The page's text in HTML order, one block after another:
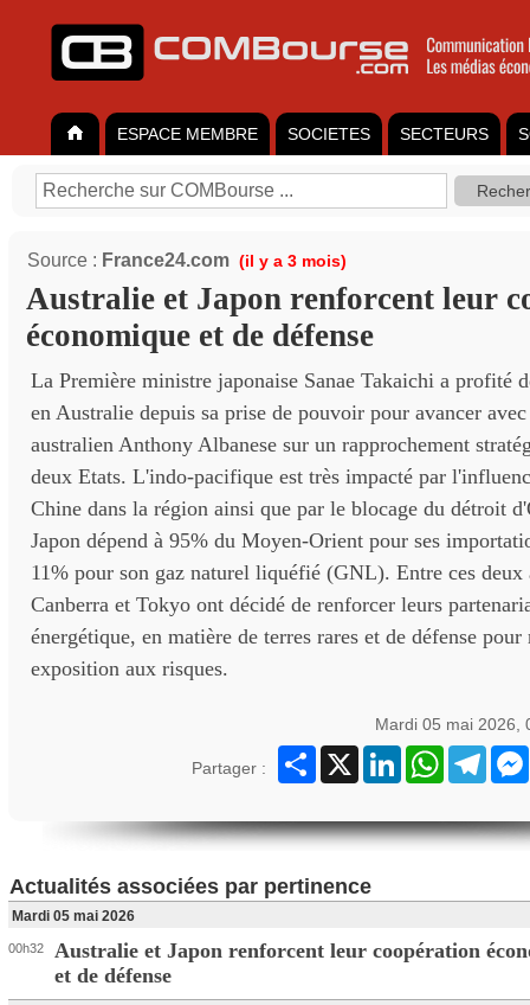
ESPACE MEMBRE SOCIETES SECTEURS
Source : France24.com (il y a 3 mois)
Australie et Japon renforcent leur
économique et de défense
La Première ministre japonaise Sanae Takaichi a profité
en Australie depuis sa prise de pouvoir pour avancer
australien Anthony Albanese sur un rapprochement
deux Etats. L'indo-pacifique est très impacté par
Chine dans la région ainsi que par le blocage du détroit
Japon dépend à 95% du Moyen-Orient pour ses
11% pour son gaz naturel liquéfié (GNL). Entre ces deux
Canberra et Tokyo ont décidé de renforcer leurs
énergétique, en matière de terres rares et de défense
exposition aux risques.
Mardi 05 mai 2026,
Partager :
Partager
X LinkedInWhatsApp
Actualités associées par pertinence
Mardi 05 mai 2026
00h32
Australie et Japon renforcent leur coopération
et de défense